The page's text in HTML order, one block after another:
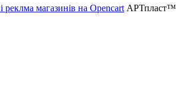
реклма магазинів на Opencart АРТпласт™